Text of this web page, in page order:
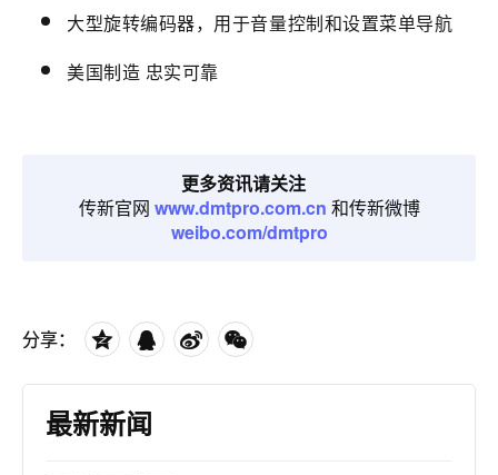
大型旋转编码器，用于音量控制和设置菜单导航
美国制造 忠实可靠
更多资讯请关注
传新官网 www.dmtpro.com.cn 和传新微博
weibo.com/dmtpro
分享：
最新新闻